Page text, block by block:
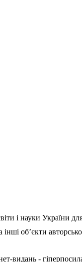
і науки України
об’єкти
видань -